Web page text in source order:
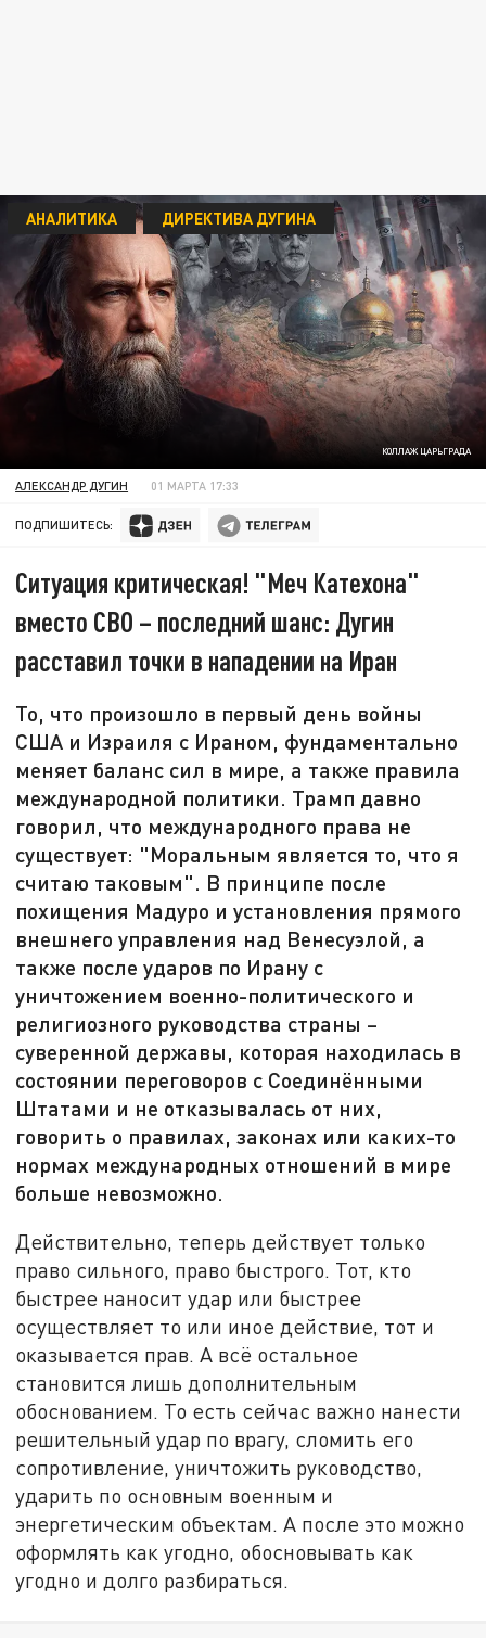
КОЛЛАЖ ЦАРЬГРАДА
АНАЛИТИКА ДИРЕКТИВА ДУГИНА
АЛЕКСАНДР ДУГИН 01 МАРТА 17:33
ПОДПИШИТЕСЬ:
Ситуация критическая! "Меч Катехона"
вместо СВО – последний шанс: Дугин
расставил точки в нападении на Иран
То, что произошло в первый день войны
США и Израиля с Ираном, фундаментально
меняет баланс сил в мире, а также правила
международной политики. Трамп давно
говорил, что международного права не
существует: "Моральным является то, что я
считаю таковым". В принципе после
похищения Мадуро и установления прямого
внешнего управления над Венесуэлой, а
также после ударов по Ирану с
уничтожением военно-политического и
религиозного руководства страны –
суверенной державы, которая находилась в
состоянии переговоров с Соединёнными
Штатами и не отказывалась от них,
говорить о правилах, законах или каких-то
нормах международных отношений в мире
больше невозможно.
Действительно, теперь действует только
право сильного, право быстрого. Тот, кто
быстрее наносит удар или быстрее
осуществляет то или иное действие, тот и
оказывается прав. А всё остальное
становится лишь дополнительным
обоснованием. То есть сейчас важно нанести
решительный удар по врагу, сломить его
сопротивление, уничтожить руководство,
ударить по основным военным и
энергетическим объектам. А после это можно
оформлять как угодно, обосновывать как
угодно и долго разбираться.